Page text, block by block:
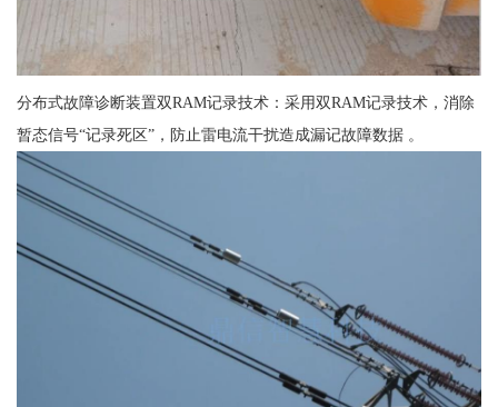
分布式故障诊断装置双RAM记录技术：采用双RAM记录技术，消除
暂态信号“记录死区”，防止雷电流干扰造成漏记故障数据 。